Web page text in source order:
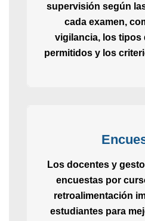
supervisión según
cada examen,
vigilancia, los tipos
permitidos y los
Los docentes y
encuestas por
retroalimentación
estudiantes para